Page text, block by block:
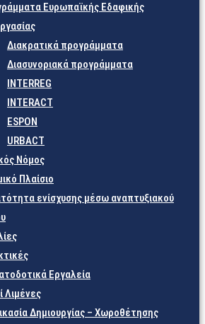
Ευρωπαϊκής Εδαφικής
Διακρατικά προγράμματα
Διασυνοριακά προγράμματα
INTERREG
INTERACT
ESPON
URBACT
Νόμος
Πλαίσιο
ενίσχυσης μέσω αναπτυξιακού
Εργαλεία
Λιμένες
Δημιουργίας – Χωροθέτησης